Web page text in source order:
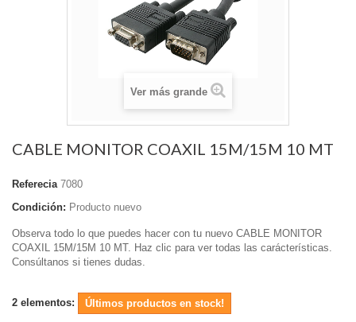
Ver más grande
CABLE MONITOR COAXIL 15M/15M 10 MT
Referecia 7080
Condición: Producto nuevo
Observa todo lo que puedes hacer con tu nuevo CABLE MONITOR
COAXIL 15M/15M 10 MT. Haz clic para ver todas las carácterísticas.
Consúltanos si tienes dudas.
2 elementos: Últimos productos en stock!